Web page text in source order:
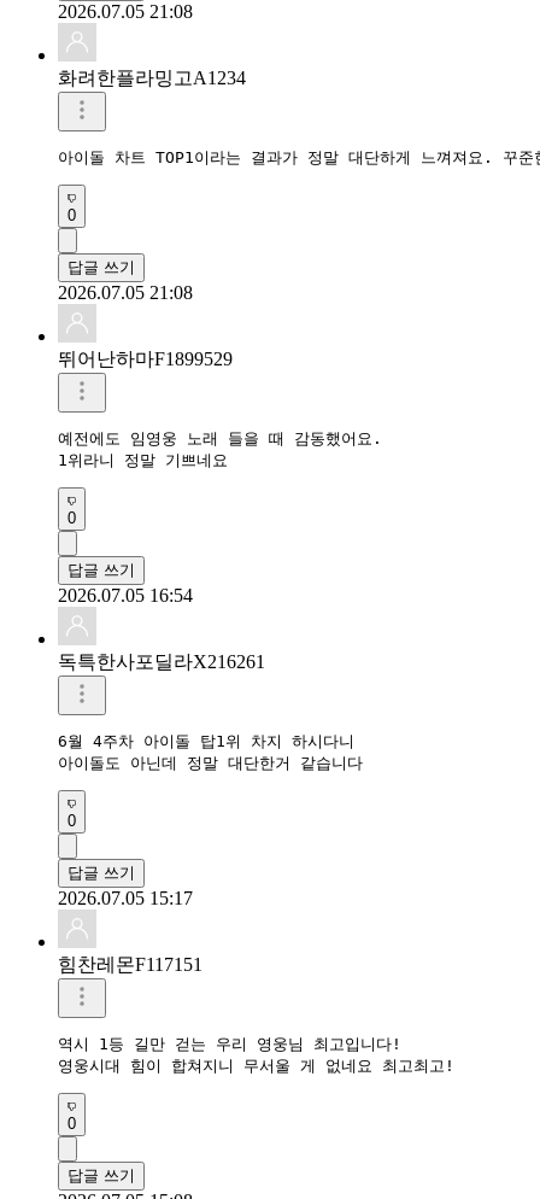
2026.07.05 21:08
화려한플라밍고A1234
아이돌 차트 TOP1이라는 결과가 정말 대단하게 느껴져요. 꾸
0
답글 쓰기
2026.07.05 21:08
뛰어난하마F1899529
예전에도 임영웅 노래 들을 때 감동했어요.
1위라니 정말 기쁘네요
0
답글 쓰기
2026.07.05 16:54
독특한사포딜라X216261
6월 4주차 아이돌 탑1위 차지 하시다니
아이돌도 아닌데 정말 대단한거 같습니다
0
답글 쓰기
2026.07.05 15:17
힘찬레몬F117151
역시 1등 길만 걷는 우리 영웅님 최고입니다!
영웅시대 힘이 합쳐지니 무서울 게 없네요 최고최고!
0
답글 쓰기